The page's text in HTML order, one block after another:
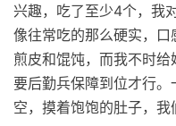
兴趣，吃了至少4个，我
像往常吃的那么硬实，
煎皮和馄饨，而我不时给
要后勤兵保障到位才行
空，摸着饱饱的肚子，我